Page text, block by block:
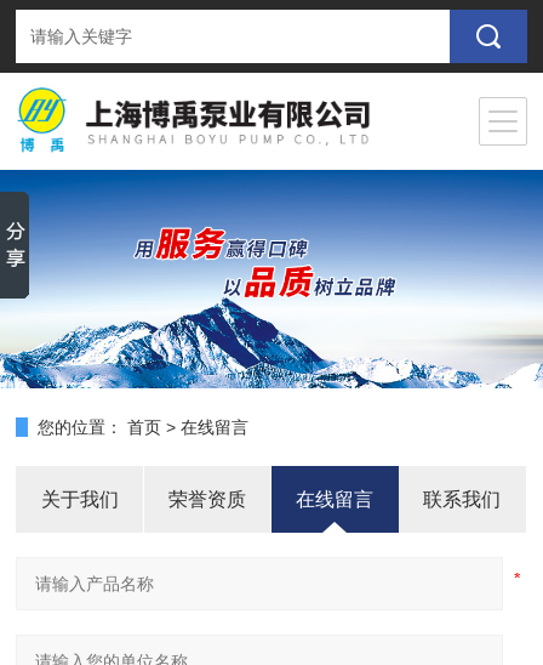
您的位置： 首页 >在线留言
关于我们 荣誉资质 在线留言 联系我们